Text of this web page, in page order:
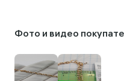
Фото и видео